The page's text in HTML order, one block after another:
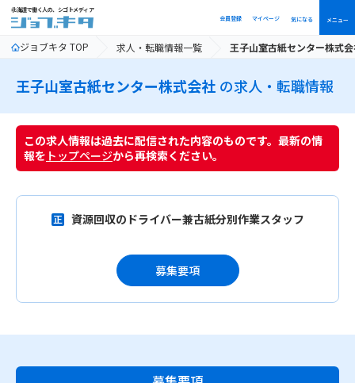
北海道で働く人の、シゴトメディア
会員登録
マイページ 気になる メニュー
ジョブキタ TOP 求人・転職情報一覧 王子山室古紙センター株式
王子山室古紙センター株式会社 の求人・転職情報
この求人情報は過去に配信された内容のものです。最新の情
報を トップページから再検索ください。
資源回収のドライバー兼古紙分別作業スタッフ
募集要項